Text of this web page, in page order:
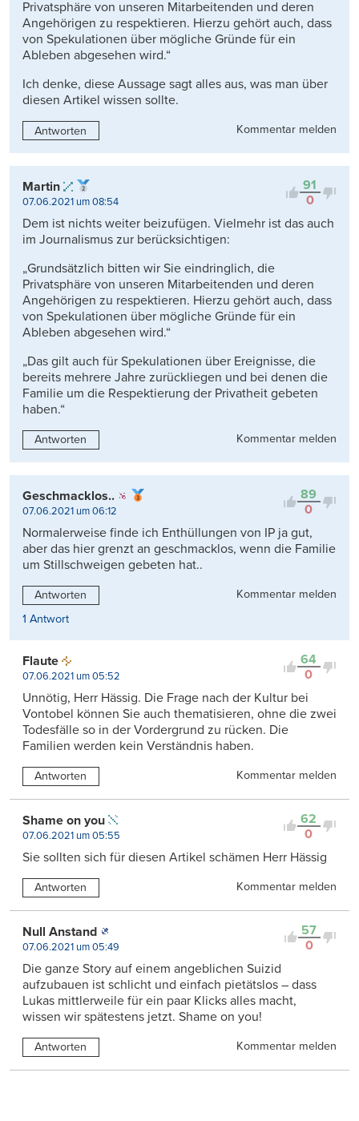
Privatsphäre von unseren Mitarbeitenden und deren
Angehörigen zu respektieren. Hierzu gehört auch, dass
von Spekulationen über mögliche Gründe für ein
Ableben abgesehen wird.“
Ich denke, diese Aussage sagt alles aus, was man über
diesen Artikel wissen sollte.
Antworten Kommentar melden
91
0
Martin
07.06.2021 um 08:54
Dem ist nichts weiter beizufügen. Vielmehr ist das auch
im Journalismus zur berücksichtigen:
„Grundsätzlich bitten wir Sie eindringlich, die
Privatsphäre von unseren Mitarbeitenden und deren
Angehörigen zu respektieren. Hierzu gehört auch, dass
von Spekulationen über mögliche Gründe für ein
Ableben abgesehen wird.“
„Das gilt auch für Spekulationen über Ereignisse, die
bereits mehrere Jahre zurückliegen und bei denen die
Familie um die Respektierung der Privatheit gebeten
haben.“
Antworten Kommentar melden
89
0
Geschmacklos..
07.06.2021 um 06:12
Normalerweise finde ich Enthüllungen von IP ja gut,
aber das hier grenzt an geschmacklos, wenn die Familie
um Stillschweigen gebeten hat..
Antworten
Kommentar melden
1 Antwort
64
0
Flaute
07.06.2021 um 05:52
Unnötig, Herr Hässig. Die Frage nach der Kultur bei
Vontobel können Sie auch thematisieren, ohne die zwei
Todesfälle so in der Vordergrund zu rücken. Die
Familien werden kein Verständnis haben.
Antworten Kommentar melden
62
0
Shame on you
07.06.2021 um 05:55
Sie sollten sich für diesen Artikel schämen Herr Hässig
Antworten Kommentar melden
57
0
Null Anstand
07.06.2021 um 05:49
Die ganze Story auf einem angeblichen Suizid
aufzubauen ist schlicht und einfach pietätslos – dass
Lukas mittlerweile für ein paar Klicks alles macht,
wissen wir spätestens jetzt. Shame on you!
Antworten Kommentar melden